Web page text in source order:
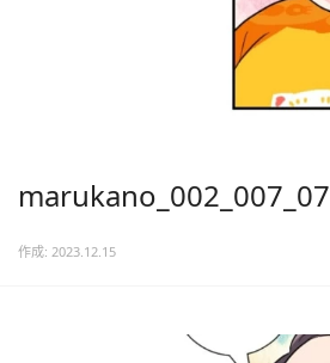
marukano_002_007_07
作成: 2023.12.15